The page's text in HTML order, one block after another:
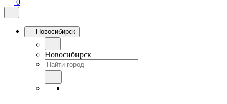
0
Новосибирск
Новосибирск